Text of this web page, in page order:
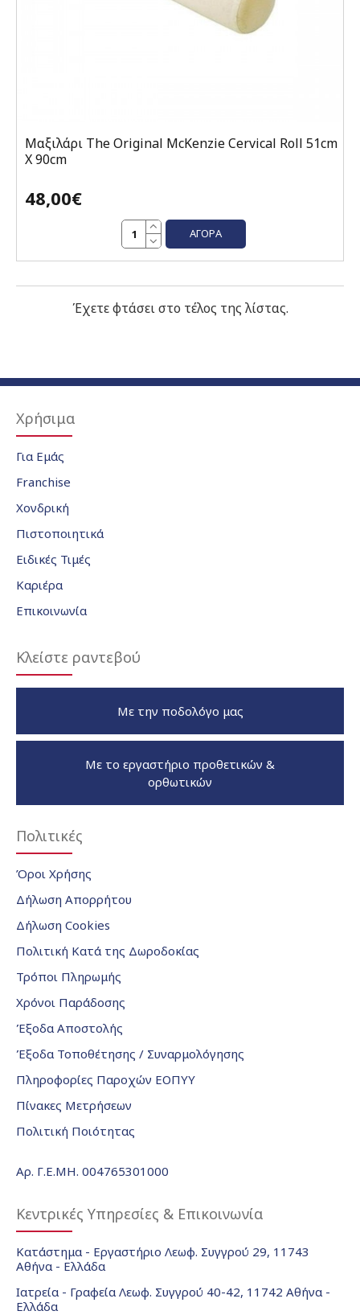
Μαξιλάρι The Original McKenzie Cervical Roll 51cm
X 90cm
48,00€
ΑΓΟΡΆ
Έχετε φτάσει στο τέλος της λίστας.
Χρήσιμα
Για Εμάς
Franchise
Χονδρική
Πιστοποιητικά
Ειδικές Τιμές
Καριέρα
Επικοινωνία
Κλείστε ραντεβού
Με την ποδολόγο μας
Με το εργαστήριο προθετικών &
ορθωτικών
Πολιτικές
Όροι Χρήσης
Δήλωση Απορρήτου
Δήλωση Cookies
Πολιτική Κατά της Δωροδοκίας
Τρόποι Πληρωμής
Χρόνοι Παράδοσης
Έξοδα Αποστολής
Έξοδα Τοποθέτησης / Συναρμολόγησης
Πληροφορίες Παροχών ΕΟΠΥΥ
Πίνακες Μετρήσεων
Πολιτική Ποιότητας
Αρ. Γ.Ε.ΜΗ. 004765301000
Κεντρικές Υπηρεσίες & Επικοινωνία
Κατάστημα - Εργαστήριο Λεωφ. Συγγρού 29, 11743
Αθήνα - Ελλάδα
Ιατρεία - Γραφεία Λεωφ. Συγγρού 40-42, 11742 Αθήνα -
Ελλάδα